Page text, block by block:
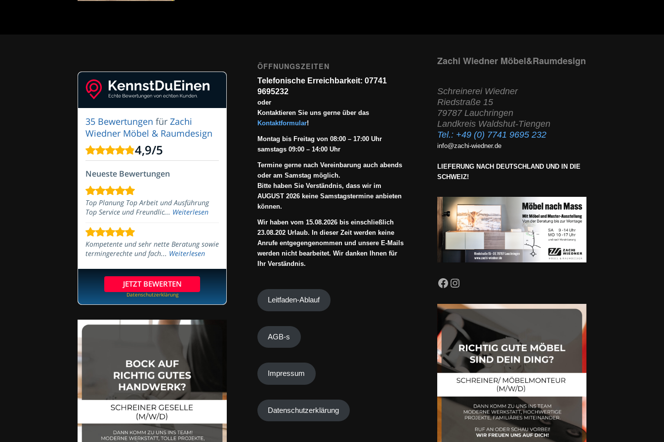
35 Bewertungen für Zachi
Wiedner Möbel & Raumdesign
4,9/5
Neueste Bewertungen
Top Planung Top Arbeit und Ausführung
Top Service und Freundlic... Weiterlesen
Kompetente und sehr nette Beratung sowie
termingerechte und fach... Weiterlesen
JETZT BEWERTEN
Datenschutzerklärung
ÖFFNUNGSZEITEN
Telefonische Erreichbarkeit: 07741
9695232
oder
Kontaktieren Sie uns gerne über das
Kontaktformular!
Montag bis Freitag von 08:00 – 17:00 Uhr
samstags 09:00 – 14:00 Uhr
Termine gerne nach Vereinbarung auch abends
oder am Samstag möglich.
Bitte haben Sie Verständnis, dass wir im
AUGUST 2026 keine Samstagstermine anbieten
können.
Wir haben vom 15.08.2026 bis einschließlich
23.08.202 Urlaub. In dieser Zeit werden keine
Anrufe entgegengenommen und unsere E-Mails
werden nicht bearbeitet. Wir danken Ihnen für
Ihr Verständnis.
Leitfaden-Ablauf
AGB-s
Impressum
Datenschutzerklärung
Zachi Wiedner Möbel&Raumdesign
Schreinerei Wiedner
Riedstraße 15
79787 Lauchringen
Landkreis Waldshut-Tiengen
Tel.: +49 (0) 7741 9695 232
info@zachi-wiedner.de
LIEFERUNG NACH DEUTSCHLAND UND IN DIE
SCHWEIZ!
Facebook
Instagram